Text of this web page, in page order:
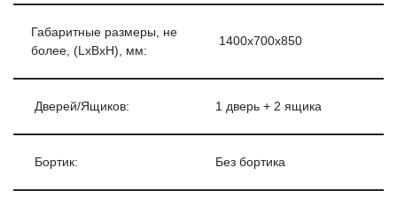
Габаритные размеры, не
более, (LxBxH), мм:
1400х700х850
Дверей/Ящиков: 1 дверь + 2 ящика
Бортик: Без бортика